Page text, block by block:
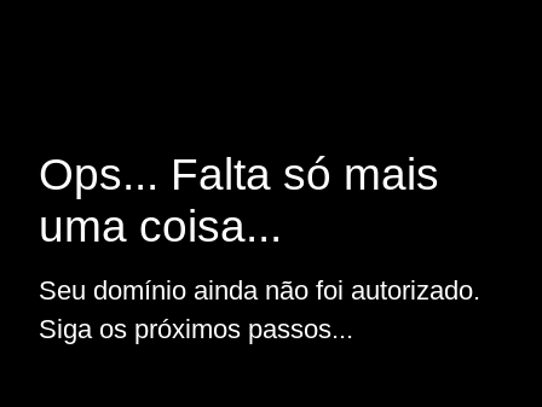
Ops... Falta só mais
uma coisa...
Seu domínio ainda não foi autorizado.
Siga os próximos passos...